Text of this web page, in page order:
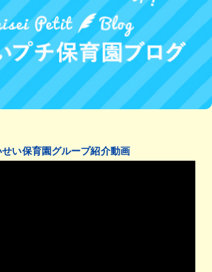
い保育園グループ紹介動画